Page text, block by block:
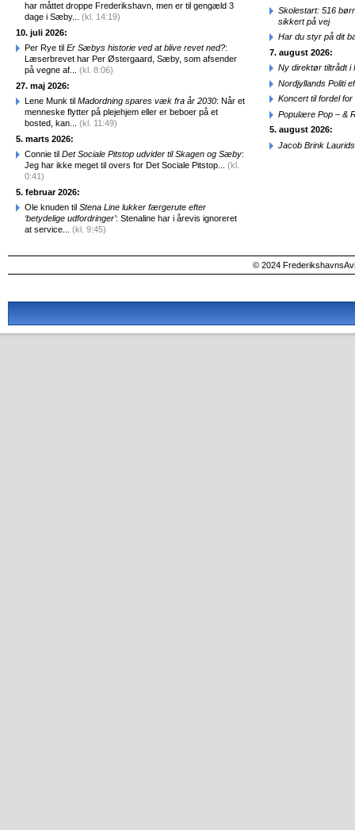
har måttet droppe Frederikshavn, men er til gengæld 3
dage i Sæby... (kl. 14:19)
10. juli 2026:
Per Rye til Er Sæbys historie ved at blive revet ned?:
Læserbrevet har Per Østergaard, Sæby, som afsender
på vegne af... (kl. 8:06)
27. maj 2026:
Lene Munk til Madordning spares væk fra år 2030: Når et
menneske flytter på plejehjem eller er beboer på et
bosted, kan... (kl. 11:49)
5. marts 2026:
Connie til Det Sociale Pitstop udvider til Skagen og Sæby:
Jeg har ikke meget til overs for Det Sociale Pitstop... (kl.
0:41)
5. februar 2026:
Ole knuden til Stena Line lukker færgerute efter
‘betydelige udfordringer’: Stenaline har i årevis ignoreret
at service... (kl. 9:45)
Skolestart: 516
sikkert på vej
Har du styr på dit
7. august 2026:
Ny direktør tiltrådt i
Nordjyllands Politi
Koncert til fordel
Populære Pop – &
5. august 2026:
Jacob Brink
© 2024